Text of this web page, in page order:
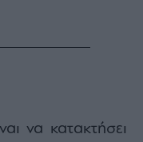
να κατακτήσει